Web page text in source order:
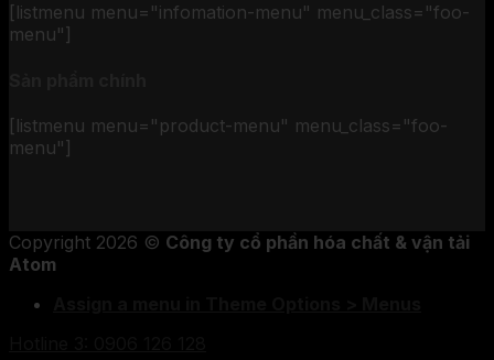
[listmenu menu="infomation-menu" menu_class="foo-
menu"]
[listmenu menu="product-menu" menu_class="foo-
menu"]
Copyright 2026 © Công ty cổ phần hóa chất & vận tải
Atom